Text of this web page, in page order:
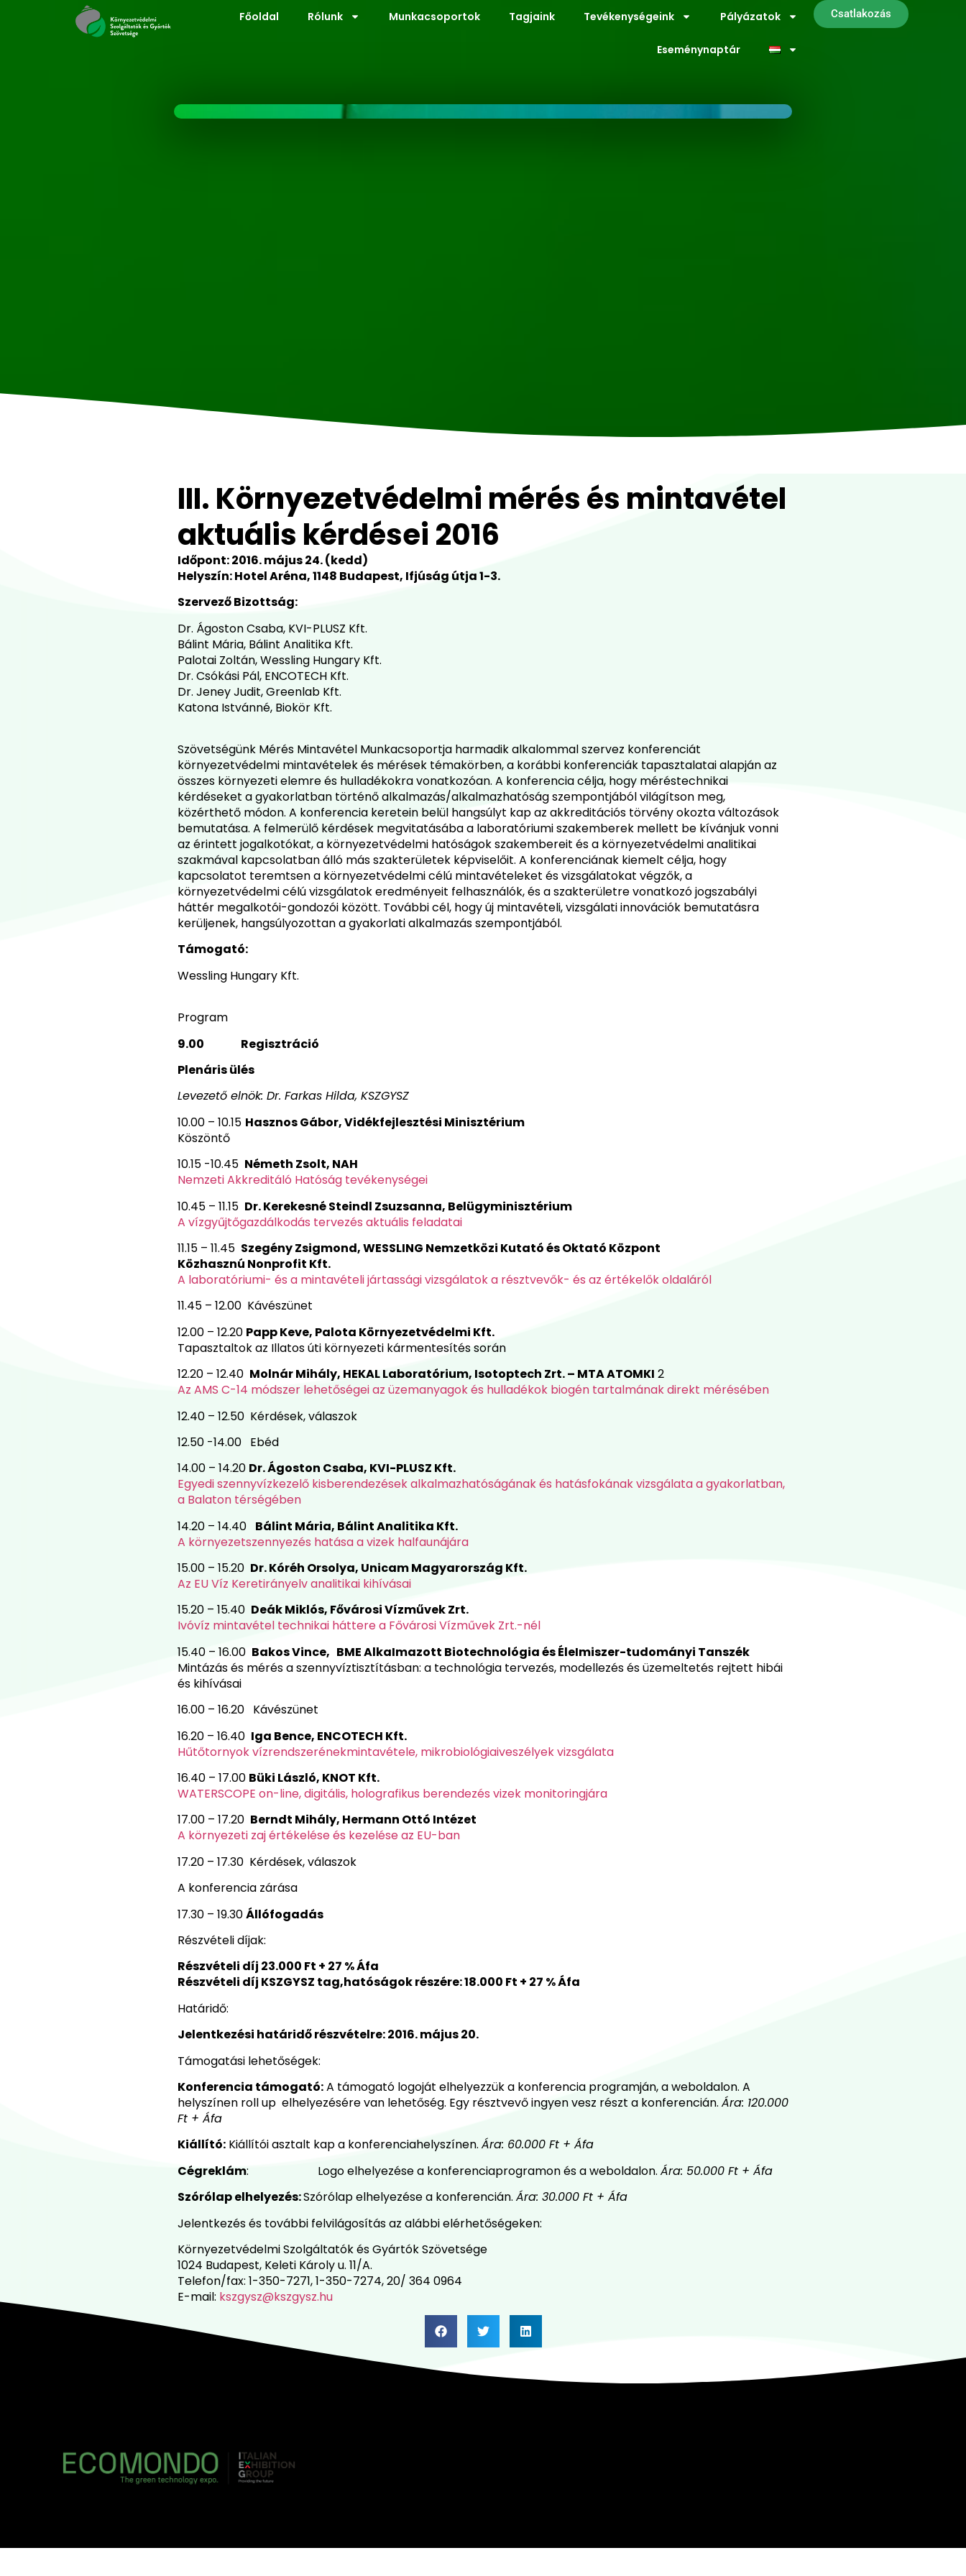
Főoldal Rólunk Munkacsoportok Tagjaink Tevékenységeink Pályázatok
Eseménynaptár
Csatlakozás
III. Környezetvédelmi mérés és mintavétel
aktuális kérdései 2016
Időpont: 2016. május 24. (kedd)
Helyszín: Hotel Aréna, 1148 Budapest, Ifjúság útja 1-3.
Szervező Bizottság:
Dr. Ágoston Csaba, KVI-PLUSZ Kft.
Bálint Mária, Bálint Analitika Kft.
Palotai Zoltán, Wessling Hungary Kft.
Dr. Csókási Pál, ENCOTECH Kft.
Dr. Jeney Judit, Greenlab Kft.
Katona Istvánné, Biokör Kft.
Szövetségünk Mérés Mintavétel Munkacsoportja harmadik alkalommal szervez konferenciát
környezetvédelmi mintavételek és mérések témakörben, a korábbi konferenciák tapasztalatai alapján az
összes környezeti elemre és hulladékokra vonatkozóan. A konferencia célja, hogy méréstechnikai
kérdéseket a gyakorlatban történő alkalmazás/alkalmazhatóság szempontjából világítson meg,
közérthető módon. A konferencia keretein belül hangsúlyt kap az akkreditációs törvény okozta változások
bemutatása. A felmerülő kérdések megvitatásába a laboratóriumi szakemberek mellett be kívánjuk vonni
az érintett jogalkotókat, a környezetvédelmi hatóságok szakembereit és a környezetvédelmi analitikai
szakmával kapcsolatban álló más szakterületek képviselőit. A konferenciának kiemelt célja, hogy
kapcsolatot teremtsen a környezetvédelmi célú mintavételeket és vizsgálatokat végzők, a
környezetvédelmi célú vizsgálatok eredményeit felhasználók, és a szakterületre vonatkozó jogszabályi
háttér megalkotói-gondozói között. További cél, hogy új mintavételi, vizsgálati innovációk bemutatásra
kerüljenek, hangsúlyozottan a gyakorlati alkalmazás szempontjából.
Támogató:
Wessling Hungary Kft.
Program
9.00 Regisztráció
Plenáris ülés
Levezető elnök: Dr. Farkas Hilda, KSZGYSZ
10.00 – 10.15 Hasznos Gábor, Vidékfejlesztési Minisztérium
Köszöntő
10.15 -10.45 Németh Zsolt, NAH
Nemzeti Akkreditáló Hatóság tevékenységei
10.45 – 11.15 Dr. Kerekesné Steindl Zsuzsanna, Belügyminisztérium
A vízgyűjtőgazdálkodás tervezés aktuális feladatai
11.15 – 11.45 Szegény Zsigmond,WESSLING Nemzetközi Kutató és Oktató Központ
Közhasznú Nonprofit Kft.
A laboratóriumi- és a mintavételi jártassági vizsgálatok a résztvevők- és az értékelők oldaláról
11.45 – 12.00 Kávészünet
12.00 – 12.20 Papp Keve, Palota Környezetvédelmi Kft.
Tapasztaltok az Illatos úti környezeti kármentesítés során
12.20 – 12.40 Molnár Mihály, HEKAL Laboratórium, Isotoptech Zrt. – MTA ATOMKI 2
Az AMS C-14 módszer lehetőségei az üzemanyagok és hulladékok biogén tartalmának direkt mérésében
12.40 – 12.50 Kérdések, válaszok
12.50 -14.00 Ebéd
14.00 – 14.20 Dr. Ágoston Csaba, KVI-PLUSZ Kft.
Egyedi szennyvízkezelő kisberendezések alkalmazhatóságának és hatásfokának vizsgálata a gyakorlatban,
a Balaton térségében
14.20 – 14.40 Bálint Mária, Bálint Analitika Kft.
A környezetszennyezés hatása a vizek halfaunájára
15.00 – 15.20 Dr. Kóréh Orsolya, Unicam Magyarország Kft.
Az EU Víz Keretirányelv analitikai kihívásai
15.20 – 15.40 Deák Miklós, Fővárosi Vízművek Zrt.
Ivóvíz mintavétel technikai háttere a Fővárosi Vízművek Zrt.-nél
15.40 – 16.00 Bakos Vince, BME AlkaImazott Biotechnológia és ÉleImiszer-tudományi Tanszék
Mintázás és mérés a szennyvíztisztításban: a technológia tervezés, modellezés és üzemeltetés rejtett hibái
és kihívásai
16.00 – 16.20 Kávészünet
16.20 – 16.40 Iga Bence, ENCOTECH Kft.
Hűtőtornyok vízrendszerénekmintavétele, mikrobiológiaiveszélyek vizsgálata
16.40 – 17.00 Büki László, KNOT Kft.
WATERSCOPE on-line, digitális, holografikus berendezés vizek monitoringjára
17.00 – 17.20 Berndt Mihály, Hermann Ottó Intézet
A környezeti zaj értékelése és kezelése az EU-ban
17.20 – 17.30 Kérdések, válaszok
A konferencia zárása
17.30 – 19.30Állófogadás
Részvételi díjak:
Részvételi díj 23.000 Ft + 27 % Áfa
Részvételi díj KSZGYSZ tag,hatóságok részére:18.000 Ft + 27 % Áfa
Határidő:
Jelentkezési határidő részvételre:2016. május 20.
Támogatási lehetőségek:
Konferencia támogató:A támogató logoját elhelyezzük a konferencia programján, a weboldalon. A
helyszínen roll up elhelyezésére van lehetőség. Egy résztvevő ingyen vesz részt a konferencián. Ára: 120.000
Ft + Áfa
Kiállító: Kiállítói asztalt kap a konferenciahelyszínen. Ára: 60.000 Ft + Áfa
Cégreklám: Logo elhelyezése a konferenciaprogramon és a weboldalon. Ára: 50.000 Ft + Áfa
Szórólap elhelyezés:Szórólap elhelyezése a konferencián. Ára: 30.000 Ft + Áfa
Jelentkezés és további felvilágosítás az alábbi elérhetőségeken:
Környezetvédelmi Szolgáltatók és Gyártók Szövetsége
1024 Budapest, Keleti Károly u. 11/A.
Telefon/fax: 1-350-7271, 1-350-7274, 20/ 364 0964
E-mail: kszgysz@kszgysz.hu